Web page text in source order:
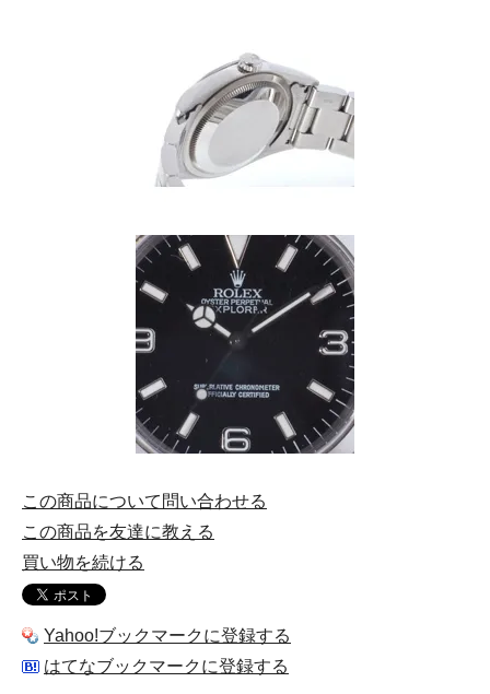
この商品について問い合わせる
この商品を友達に教える
買い物を続ける
Yahoo!ブックマークに登録する
はてなブックマークに登録する